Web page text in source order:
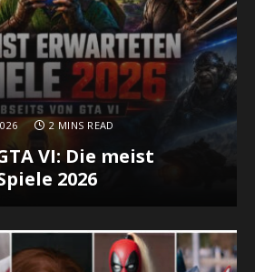
2 MINS READ
VI: Die meist
2026